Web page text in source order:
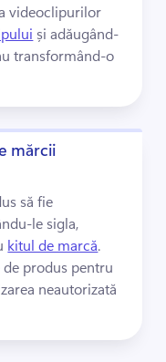
videoclipurilor
și adăugând-
transformând-o
mărcii
să fie
le sigla,
kitul de marcă.
produs pentru
neautorizată